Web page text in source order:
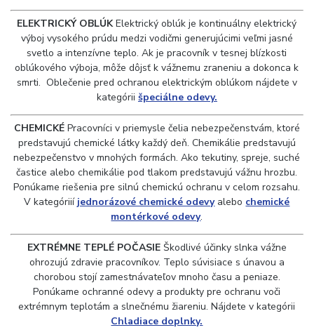
ELEKTRICKÝ OBLÚKElektrický oblúk je kontinuálny elektrický
výboj vysokého prúdu medzi vodičmi generujúcimi veľmi jasné
svetlo a intenzívne teplo. Ak je pracovník v tesnej blízkosti
oblúkového výboja, môže dôjsť k vážnemu zraneniu a dokonca k
smrti. Oblečenie pred ochranou elektrickým oblúkom nájdete v
kategórii špeciálne odevy.
CHEMICKÉPracovníci v priemysle čelia nebezpečenstvám, ktoré
predstavujú chemické látky každý deň. Chemikálie predstavujú
nebezpečenstvo v mnohých formách. Ako tekutiny, spreje, suché
častice alebo chemikálie pod tlakom predstavujú vážnu hrozbu.
Ponúkame riešenia pre silnú chemickú ochranu v celom rozsahu.
V kategóriií jednorázové chemické odevyalebo chemické
montérkové odevy.
EXTRÉMNE TEPLÉ POČASIEŠkodlivé účinky slnka vážne
ohrozujú zdravie pracovníkov. Teplo súvisiace s únavou a
chorobou stojí zamestnávateľov mnoho času a peniaze.
Ponúkame ochranné odevy a produkty pre ochranu voči
extrémnym teplotám a slnečnému žiareniu. Nájdete v kategórii
Chladiace doplnky.